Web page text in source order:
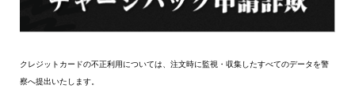
クレジットカードの不正利用については、注文時に監視・収集したすべてのデータを警
察へ提出いたします。